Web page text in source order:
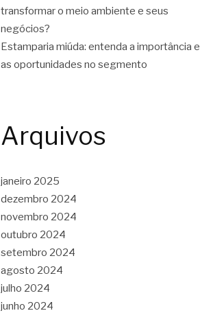
transformar o meio ambiente e seus
negócios?
Estamparia miúda: entenda a importância e
as oportunidades no segmento
Arquivos
janeiro 2025
dezembro 2024
novembro 2024
outubro 2024
setembro 2024
agosto 2024
julho 2024
junho 2024